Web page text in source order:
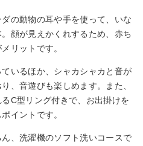
の動物の耳や手を使って、いな
顔が見えかくれするため、赤ち
リットです。
いるほか、シャカシャカと音が
、音遊びも楽しめます。また、
C型リング付きで、お出掛けを
イントです。
、洗濯機のソフト洗いコースで